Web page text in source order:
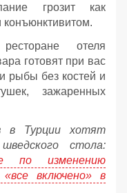
грозит как
отеля
готовят при вас
рыбы без костей и
зажаренных
в Турции хотят
стола:
по изменению
включено» в